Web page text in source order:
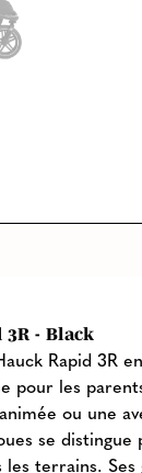
3R - Black
Rapid 3R
pour les
ou une
se distingue
terrains.